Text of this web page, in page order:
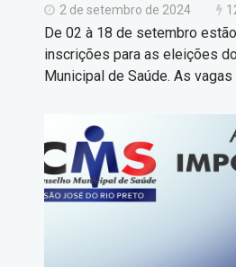
2 de setembro de 2024
De 02 à 18 de setembro
inscrições para as eleições
Municipal de Saúde. As